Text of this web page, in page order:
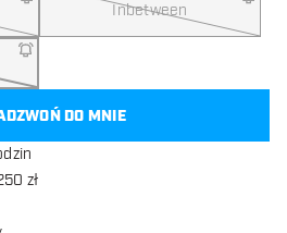
Inbetween
DO MNIE
zł